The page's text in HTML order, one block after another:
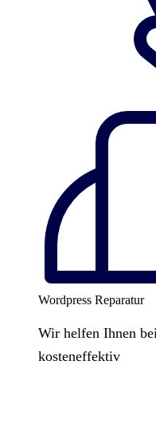
Wordpress Reparatur
Wir helfen Ihnen
kosteneffektiv